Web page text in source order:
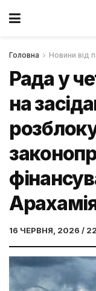
Головна Новини від
Рада у
на
16 ЧЕРВНЯ, 2026 /